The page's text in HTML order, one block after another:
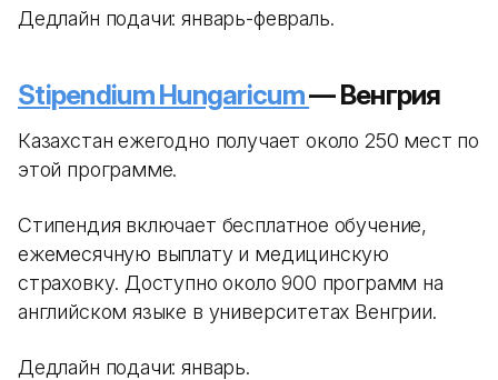
Дедлайн подачи: январь-февраль.
Stipendium Hungaricum— Венгрия
Казахстан ежегодно получает около 250 мест по
этой программе.
Стипендия включает бесплатное обучение,
ежемесячную выплату и медицинскую
страховку. Доступно около 900 программ на
английском языке в университетах Венгрии.
Дедлайн подачи: январь.